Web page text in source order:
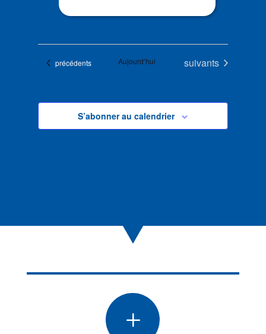
Évènements
précédents Aujourd’hui Évènements
suivants
S’abonner au calendrier
L